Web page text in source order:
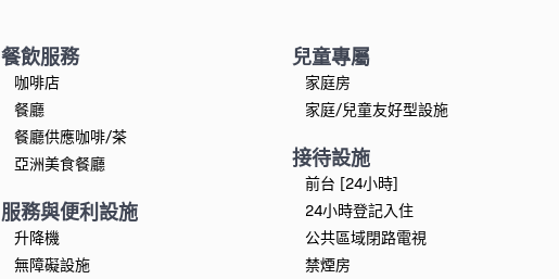
餐飲服務
咖啡店
餐廳
餐廳供應咖啡/茶
亞洲美食餐廳
服務與便利設施
升降機
無障礙設施
兒童專屬
家庭房
家庭/兒童友好型設施
接待設施
前台 [24小時]
24小時登記入住
公共區域閉路電視
禁煙房